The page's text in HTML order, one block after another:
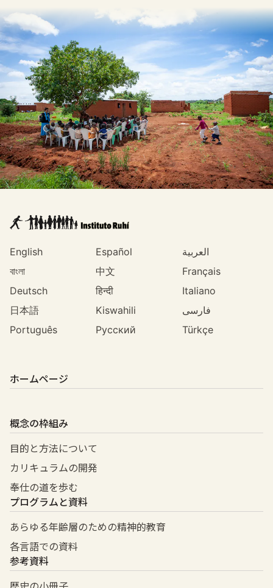
English Español
العربية
বাংলা
中文
Français
Deutsch
हिन्दी
Italiano
日本語
Kiswahili
فارسی
Português
Русский Türkçe
ホームページ
概念の枠組み
目的と方法について
カリキュラムの開発
奉仕の道を歩む
プログラムと資料
あらゆる年齢層のための精神的教育
各言語での資料
参考資料